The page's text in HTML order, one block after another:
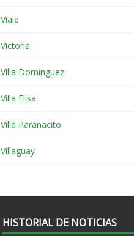
Viale
Victoria
Villa Dominguez
Villa Elisa
Villa Paranacito
Villaguay
HISTORIAL DE NOTICIAS